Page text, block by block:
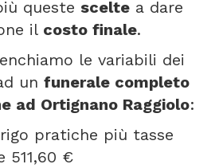
queste scelte a dare
il costo finale.
le variabili dei
un funerale completo
ad Ortignano Raggiolo:
pratiche più tasse
511,60 €